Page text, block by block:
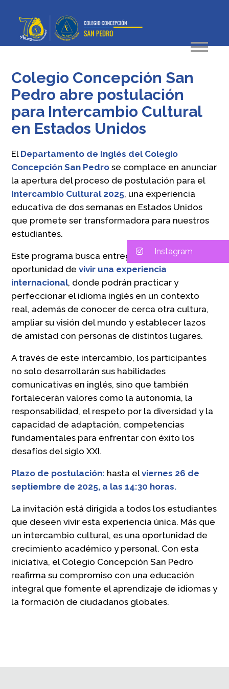
Colegio Concepción San
Pedro abre postulación
para Intercambio Cultural
en Estados Unidos
El Departamento de Inglés del Colegio
Concepción San Pedro se complace en anunciar
la apertura del proceso de postulación para el
Intercambio Cultural 2025, una experiencia
educativa de dos semanas en Estados Unidos
que promete ser transformadora para nuestros
estudiantes.
Este programa busca entregar a los jóvenes la
oportunidad devivir una experiencia
internacional, donde podrán practicar y
perfeccionar el idioma inglés en un contexto
real, además de conocer de cerca otra cultura,
ampliar su visión del mundo y establecer lazos
de amistad con personas de distintos lugares.
A través de este intercambio, los participantes
no solo desarrollarán sus habilidades
comunicativas en inglés, sino que también
fortalecerán valores como la autonomía, la
responsabilidad, el respeto por la diversidad y la
capacidad de adaptación, competencias
fundamentales para enfrentar con éxito los
desafíos del siglo XXI.
Plazo de postulación: hasta elviernes 26 de
septiembre de 2025, a las 14:30 horas.
La invitación está dirigida a todos los estudiantes
que deseen vivir esta experiencia única. Más que
un intercambio cultural, es una oportunidad de
crecimiento académico y personal. Con esta
iniciativa, el Colegio Concepción San Pedro
reafirma su compromiso con una educación
integral que fomente el aprendizaje de idiomas y
la formación de ciudadanos globales.
Instagram